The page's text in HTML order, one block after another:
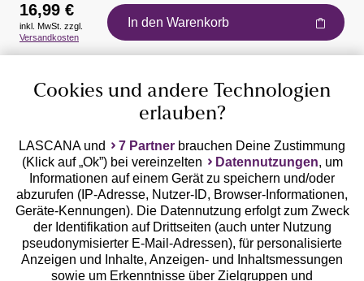
Auszeichnungen
Geprüfte Sicherheit
Unsere Apps
16,99 €
inkl. MwSt. zzgl.
Versandkosten
In den Warenkorb
Cookies und andere Technologien
erlauben?
LASCANA und 7 Partner brauchen Deine Zustimmung
(Klick auf „Ok”) bei vereinzelten
Datennutzungen, um
Informationen auf einem Gerät zu speichern und/oder
abzurufen (IP-Adresse, Nutzer-ID, Browser-Informationen,
Geräte-Kennungen). Die Datennutzung erfolgt zum Zweck
der Identifikation auf Drittseiten (auch unter Nutzung
pseudonymisierter E-Mail-Adressen), für personalisierte
Anzeigen und Inhalte, Anzeigen- und Inhaltsmessungen
sowie um Erkenntnisse über Zielgruppen und